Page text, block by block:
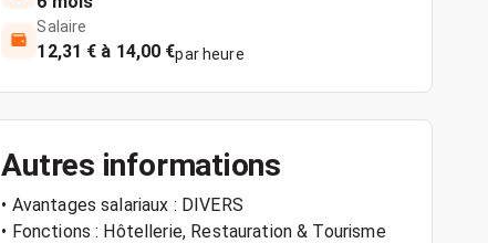
Salaire
12,31 € à 14,00 €par heure
Autres informations
• Avantages salariaux : DIVERS
• Fonctions : Hôtellerie, Restauration & Tourisme